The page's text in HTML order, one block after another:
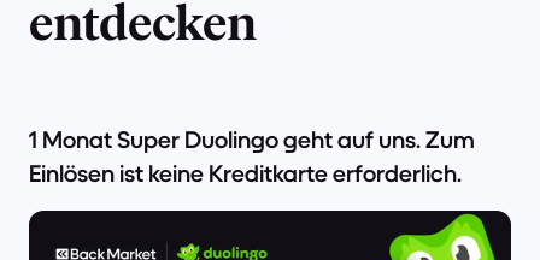
entdecken
1 Monat Super Duolingo geht auf uns. Zum
Einlösen ist keine Kreditkarte erforderlich.